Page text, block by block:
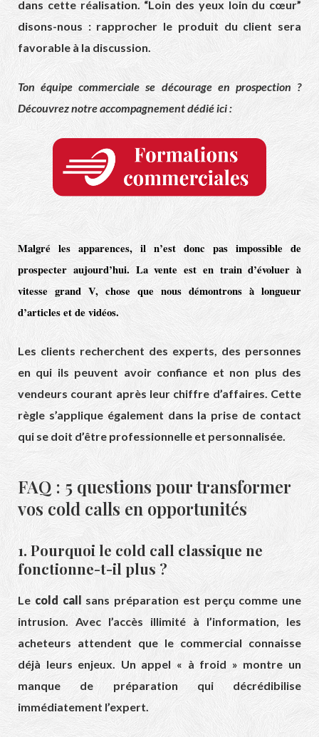
dans cette réalisation. “Loin des yeux loin du cœur”
disons-nous : rapprocher le produit du client sera
favorable à la discussion.
Ton équipe commerciale se décourage en prospection ?
Découvrez notre accompagnement dédié ici :
Malgré les apparences, il n’est donc pas impossible de
prospecter aujourd’hui. La vente est en train d’évoluer à
vitesse grand V, chose que nous démontrons à longueur
d’articles et de vidéos.
Les clients recherchent des experts, des personnes
en qui ils peuvent avoir confiance et non plus des
vendeurs courant après leur chiffre d’affaires. Cette
règle s’applique également dans la prise de contact
qui se doit d’être professionnelle et personnalisée.
FAQ : 5 questions pour transformer
vos cold calls en opportunités
1. Pourquoi le cold call classique ne
fonctionne-t-il plus ?
Le cold call sans préparation est perçu comme une
intrusion. Avec l’accès illimité à l’information, les
acheteurs attendent que le commercial connaisse
déjà leurs enjeux. Un appel « à froid » montre un
manque de préparation qui décrédibilise
immédiatement l’expert.